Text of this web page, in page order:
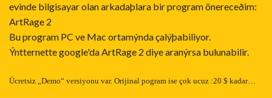
evinde bilgisayar olan arkadaþlara bir program önereceðim:
ArtRage 2
Bu program PC ve Mac ortamýnda çalýþabiliyor.
Ýntternette google'da ArtRage 2 diye aranýrsa bulunabilir.
Ücretsiz „Demo“ versiyonu var. Orijinal pogram ise çok ucuz :20 $ kadar…